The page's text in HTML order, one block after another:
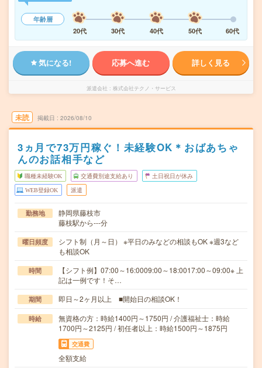
年齢層
20代
30代 40代 50代 60代
気になる! 応募へ進む 詳しく見る
派遣会社 株式会社テクノ・サービス
未読 掲載日 2026/08/10
3ヵ月で73万円稼ぐ！未経験OK＊おばあちゃ
んのお話相手など
職種未経験OK 交通費別途支給あり 土日祝日が休み
WEB登録OK 派遣
勤務地
静岡県藤枝市
藤枝駅から---分
曜日頻度
シフト制（月～日） ※平日のみなどの相談もOK ※週3など
も相談OK
時間
【シフト例】07:00～16:0009:00～18:0017:00～09:00※ 上
記は一例です！そ…
期間 即日～2ヶ月以上 ■開始日の相談OK！
時給
無資格の方：時給1400円～1750円 / 介護福祉士：時給
1700円～2125円 / 初任者以上：時給1500円～1875円
交通費
全額支給